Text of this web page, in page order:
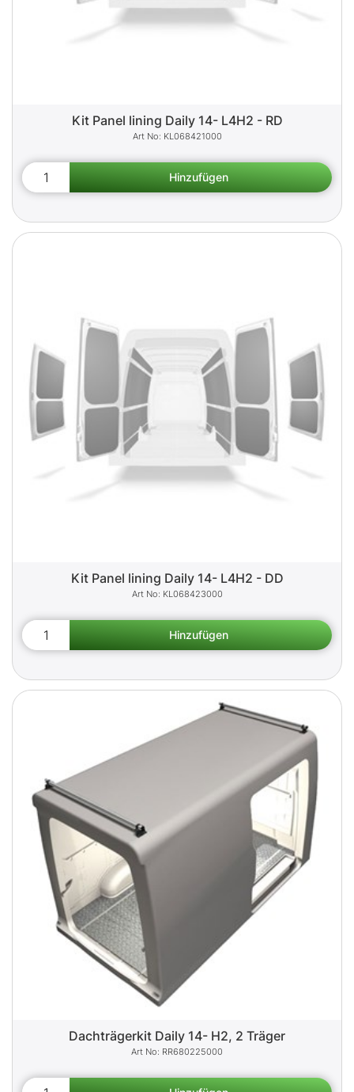
Kit Panel lining Daily 14- L4H2 - RD
KL068421000
Kit Panel lining Daily 14- L4H2 - DD
KL068423000
Dachträgerkit Daily 14- H2, 2 Träger
RR680225000